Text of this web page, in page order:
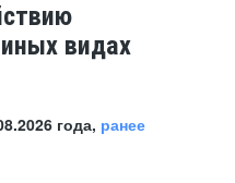
видах
года, ранее